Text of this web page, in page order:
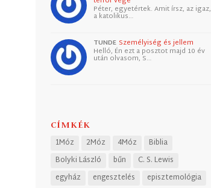
Péter, egyetértek. Amit írsz, az igaz,
a katolikus…
TUNDE Személyiség és jellem
Helló, Én ezt a posztot majd 10 év
után olvasom, S…
CÍMKÉK
1Móz 2Móz 4Móz
Biblia
Bolyki László
bűn
C. S. Lewis
egyház
engesztelés
episztemológia